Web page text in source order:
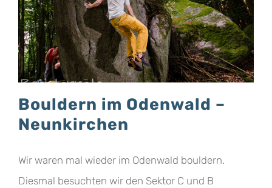
Bouldern im Odenwald –
Neunkirchen
Wir waren mal wieder im Odenwald bouldern.
Diesmal besuchten wir den Sektor C und B